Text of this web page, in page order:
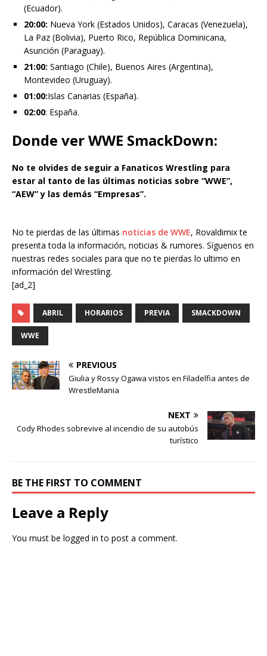
(Ecuador).
20:00: Nueva York (Estados Unidos), Caracas (Venezuela),
La Paz (Bolivia), Puerto Rico, República Dominicana,
Asunción (Paraguay).
21:00: Santiago (Chile), Buenos Aires (Argentina),
Montevideo (Uruguay).
01:00:Islas Canarias (España).
02:00: España.
Donde verWWE SmackDown:
No te olvides de seguir a Fanaticos Wrestling para
estar al tanto de las últimas noticias sobre “WWE”,
“AEW” y las demás “Empresas”.
No te pierdas de las últimas noticias de WWE, Rovaldimix te
presenta toda la información, noticias & rumores. Síguenos en
nuestras redes sociales para que no te pierdas lo ultimo en
información del Wrestling.
[ad_2]
ABRIL HORARIOS PREVIA SMACKDOWN
WWE
PREVIOUS
Giulia y Rossy Ogawa vistos en Filadelfia antes de
WrestleMania
NEXT
Cody Rhodes sobrevive al incendio de su autobús
turístico
BE THE FIRST TO COMMENT
Leave a Reply
You must be logged in to post a comment.